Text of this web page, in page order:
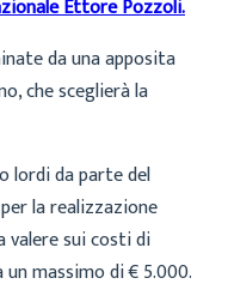
Ettore Pozzoli.
da una apposita
che sceglierà la
lordi da parte del
la realizzazione
valere sui costi di
massimo di € 5.000.